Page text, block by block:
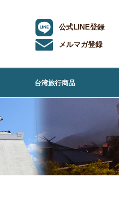
公式LINE登録
メルマガ登録
台湾旅行商品